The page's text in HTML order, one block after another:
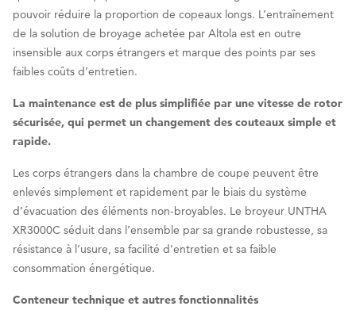
pouvoir réduire la proportion de copeaux longs. L’entraînement
de la solution de broyage achetée par Altola est en outre
insensible aux corps étrangers et marque des points par ses
faibles coûts d’entretien.
La maintenance est de plus simplifiée par une vitesse de rotor
sécurisée, qui permet un changement des couteaux simple et
rapide.
Les corps étrangers dans la chambre de coupe peuvent être
enlevés simplement et rapidement par le biais du système
d’évacuation des éléments non-broyables. Le broyeur UNTHA
XR3000C séduit dans l’ensemble par sa grande robustesse, sa
résistance à l’usure, sa facilité d’entretien et sa faible
consommation énergétique.
Conteneur technique et autres fonctionnalités